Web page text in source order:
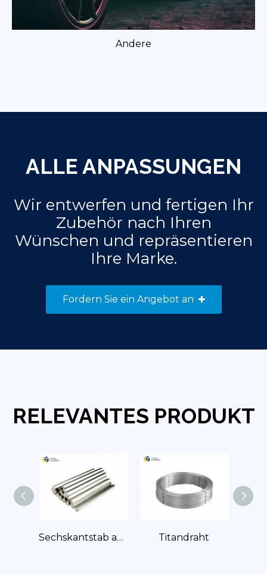
Andere
ALLE ANPASSUNGEN
Wir entwerfen und fertigen Ihr
Zubehör nach Ihren
Wünschen und repräsentieren
Ihre Marke.
Fordern Sie ein Angebot an
RELEVANTES PRODUKT
Titandraht Titan-Flachstange